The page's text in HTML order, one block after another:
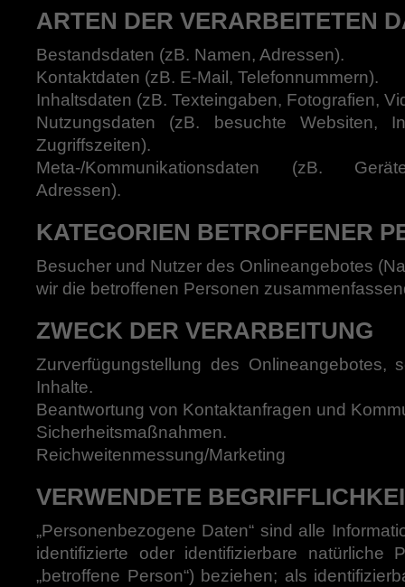
ARTEN DER VERARBEITETEN
Bestandsdaten (zB. Namen, Adressen).
Kontaktdaten (zB. E-Mail, Telefonnummern).
Inhaltsdaten (zB. Texteingaben, Fotografien,
Nutzungsdaten (zB. besuchte Websiten,
Zugriffszeiten).
Meta-/Kommunikationsdaten (zB.
Adressen).
KATEGORIEN BETROFFENER
Besucher und Nutzer des Onlineangebotes
wir die betroffenen Personen
ZWECK DER VERARBEITUNG
Zurverfügungstellung des Onlineangebotes,
Inhalte.
Beantwortung von Kontaktanfragen und
Sicherheitsmaßnahmen.
Reichweitenmessung/Marketing
VERWENDETE
„Personenbezogene Daten“ sind alle
identifizierte oder identifizierbare natürliche
„betroffene Person“) beziehen; als